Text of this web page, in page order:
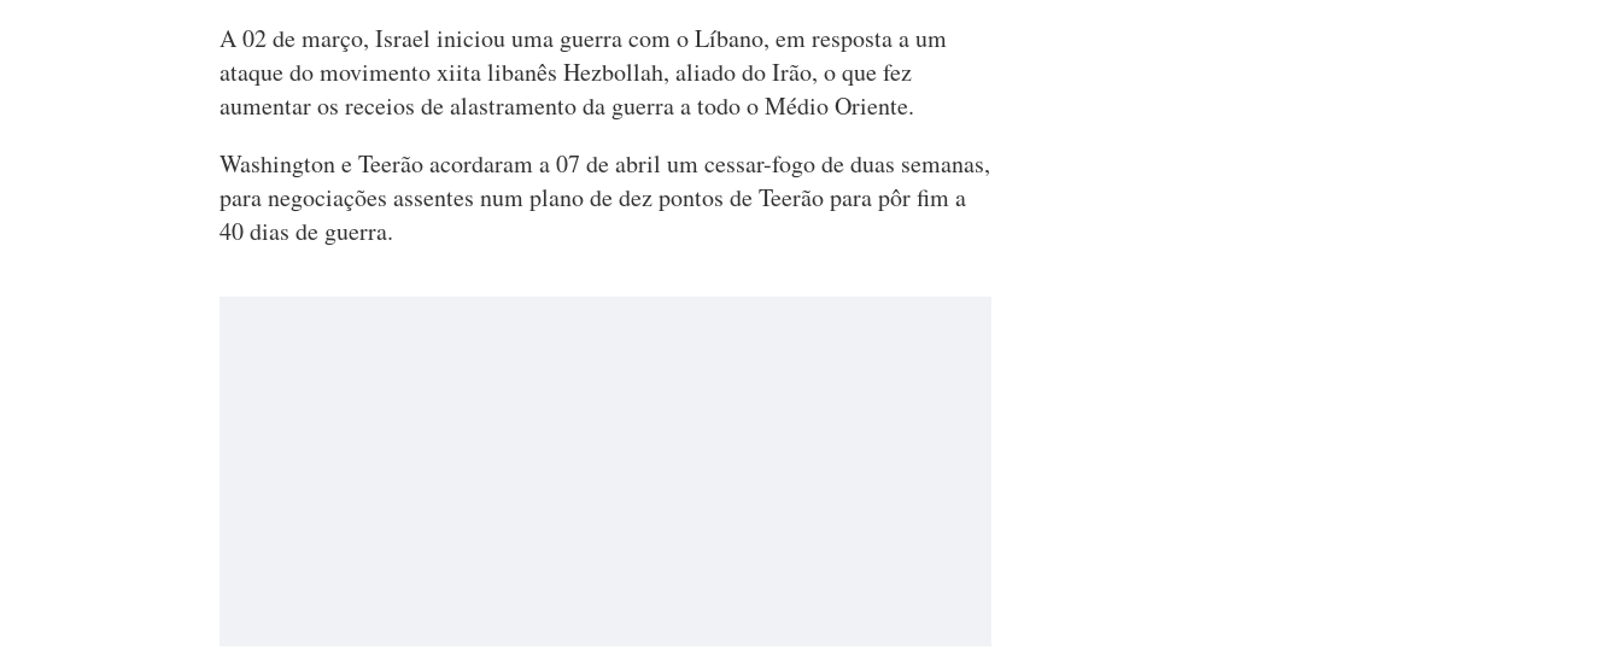
A 02 de março, Israel iniciou uma guerra com o Líbano, em resposta a um
ataque do movimento xiita libanês Hezbollah, aliado do Irão, o que fez
aumentar os receios de alastramento da guerra a todo o Médio Oriente.
Washington e Teerão acordaram a 07 de abril um cessar-fogo de duas semanas,
para negociações assentes num plano de dez pontos de Teerão para pôr fim a
40 dias de guerra.